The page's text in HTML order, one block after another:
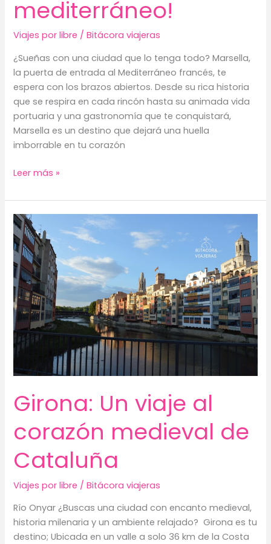
mediterráneo!
Viajes por libre /Bitácora viajeras
¿Sueñas con una ciudad que lo tenga todo? Marsella,
la puerta de entrada al Mediterráneo francés, te
espera con los brazos abiertos. Desde su rica historia
que se respira en cada rincón hasta su animada vida
portuaria y una gastronomía que te conquistará,
Marsella es un destino que dejará una huella
imborrable en tu corazón
Marsella:
un
crisol
de
historia,
cultura
y
sabor
mediterráneo!
Leer más »
Girona: Un viaje al
corazón medieval de
Cataluña
Viajes por libre /Bitácora viajeras
Río Onyar ¿Buscas una ciudad con encanto medieval,
historia milenaria y un ambiente relajado? Girona es tu
destino; Ubicada en un valle a solo 36 km de la Costa